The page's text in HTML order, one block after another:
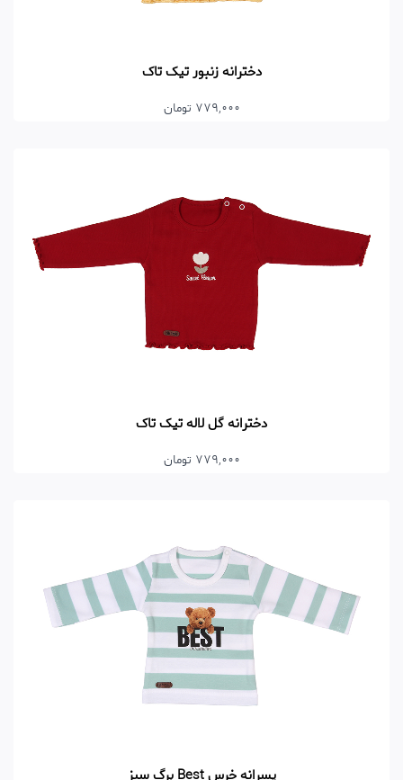
دخترانه زنبور تیک تاک
779,000 تومان
دخترانه گل لاله تیک تاک
779,000 تومان
پسرانه خرس Best برگ سبز